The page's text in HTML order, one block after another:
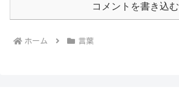
コメントを書き込む
ホーム 言葉